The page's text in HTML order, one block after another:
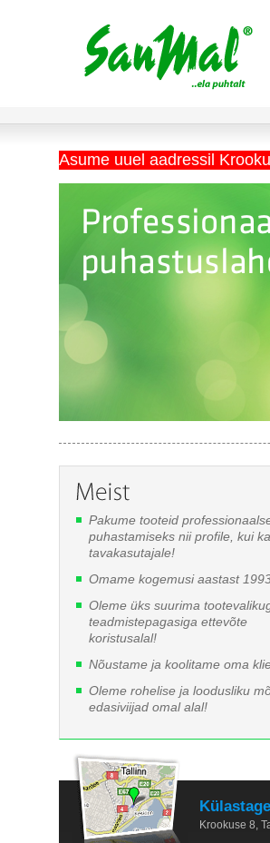
Asume uuel aadressil
Pakume tooteid
puhastamiseks nii profile, kui ka
tavakasutajale!
Omame kogemusi aastast
Oleme üks suurima
teadmistepagasiga ettevõte
koristusalal!
Nõustame ja koolitame oma
Oleme rohelise ja loodusliku
edasiviijad omal alal!
Krookuse 8,